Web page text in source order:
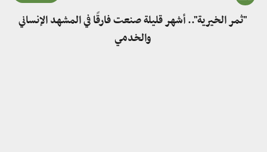
"ثمر الخيرية".. أشهر قليلة صنعت فارقًا في المشهد الإنساني
والخدمي